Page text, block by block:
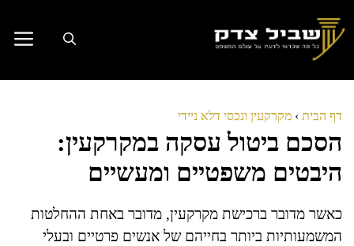
לתוכן
דף הבית › מקרקעין ונכסי דלא ניידי
הסכם ביטול עסקה במקרקעין:
היבטים משפטיים ומעשיים
כאשר מדובר ברכישת מקרקעין, מדובר באחת ההחלטות
המשמעותיות ביותר בחייהם של אנשים פרטיים ובעלי